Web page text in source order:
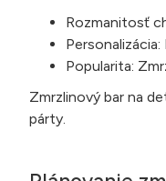
Rozmanitosť
Popularita:
Zmrzlinový bar na
párty.